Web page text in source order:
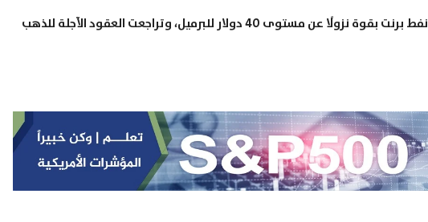
جونز بأكثر من 500 نقطة، وتراجعت تداولات نفط برنت بقوة نزولًا عن مستوى 40 دولار للبرميل، وتراجعت العقود الآجلة للذهب